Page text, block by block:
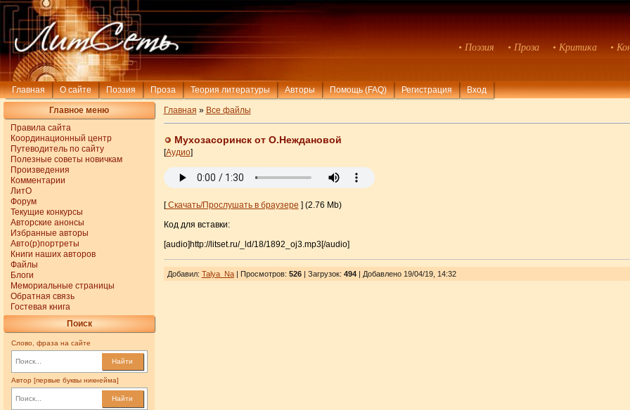
• Поэзия • Проза • Критика •
Главная О сайте Поэзия Проза Теория литературы Авторы Помощь (FAQ) Регистрация Вход
Главное меню
Правила сайта
Координационный центр
Путеводитель по сайту
Полезные советы новичкам
Произведения
Комментарии
ЛитО
Форум
Текущие конкурсы
Авторские анонсы
Избранные авторы
Авто(р)портреты
Книги наших авторов
Файлы
Блоги
Мемориальные страницы
Обратная связь
Гостевая книга
Поиск
Слово, фраза на сайте
Найти
Автор [первые буквы никнейма]
Найти
Главная » Все файлы
Мухозасоринск от О.Неждановой
[Аудио]
[Скачать/Прослушать в браузере ] (2.76 Mb)
Код для вставки:
[audio]http://litset.ru/_ld/18/1892_oj3.mp3[/audio]
Добавил: Talya_Na| Просмотров: 526| Загрузок: 494| Добавлено 19/04/19, 14:32